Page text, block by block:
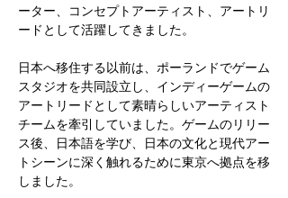
ーター、コンセプトアーティスト、アートリ
ードとして活躍してきました。
日本へ移住する以前は、ポーランドでゲーム
スタジオを共同設立し、インディーゲームの
アートリードとして素晴らしいアーティスト
チームを牽引していました。ゲームのリリー
ス後、日本語を学び、日本の文化と現代アー
トシーンに深く触れるために東京へ拠点を移
しました。